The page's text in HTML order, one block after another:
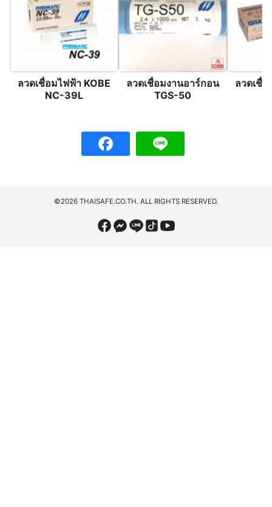
ลวดเชื่อมไฟฟ้า KOBE
NC-39L
ลวดเชื่อมงานอาร์กอน
TGS-50
ลวดเชื่อ
©2026 THAISAFE.CO.TH. ALL RIGHTS RESERVED.